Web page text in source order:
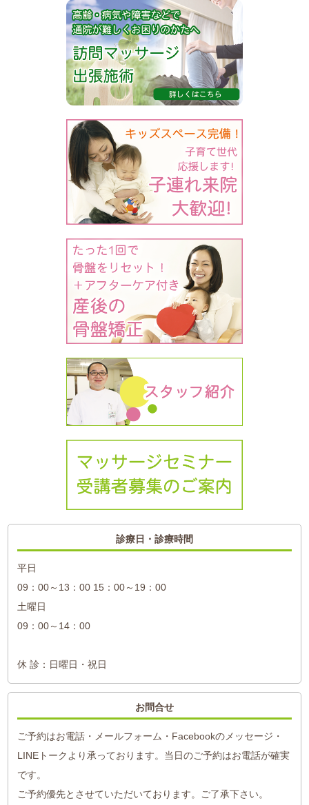
診療日・診療時間
平日
09：00～13：00 15：00～19：00
土曜日
09：00～14：00
休 診：日曜日・祝日
お問合せ
ご予約はお電話・メールフォーム・Facebookのメッセージ・
LINEトークより承っております。当日のご予約はお電話が確実
です。
ご予約優先とさせていただいております。ご了承下さい。